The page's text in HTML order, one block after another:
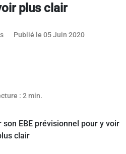
plus clair
Publié le 05 Juin 2020
: 2 min.